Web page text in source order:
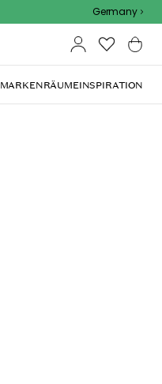
Germany
MARKENRÄUMEINSPIRATION